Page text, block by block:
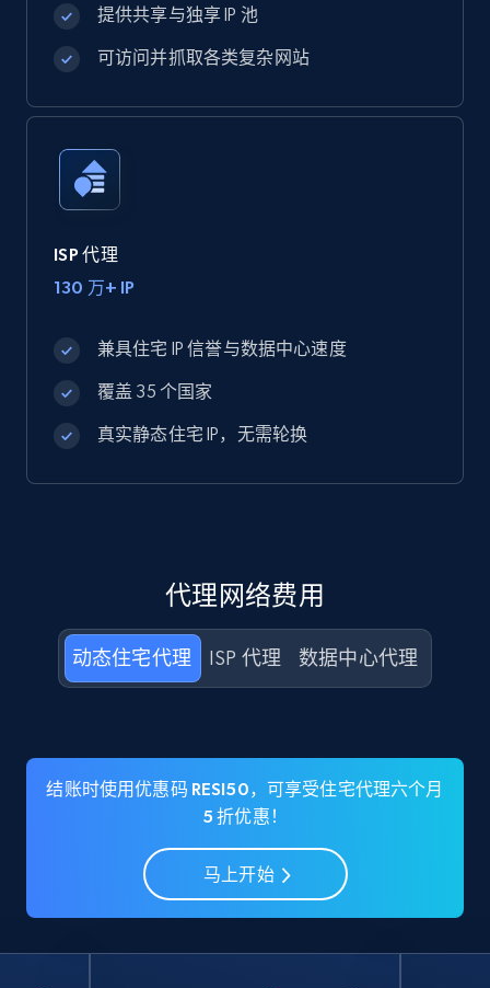
提供共享与独享 IP 池
可访问并抓取各类复杂网站
ISP 代理
130 万+ IP
兼具住宅 IP 信誉与数据中心速度
覆盖 35 个国家
真实静态住宅 IP，无需轮换
代理网络费用
动态住宅代理 ISP 代理 数据中心代理
结账时使用优惠码 RESI50，可享受住宅代理六个月
5 折优惠！
马上开始